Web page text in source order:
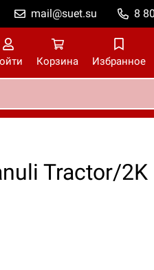
8
mail@suet.su
Корзина Избранное
Tractor/2K